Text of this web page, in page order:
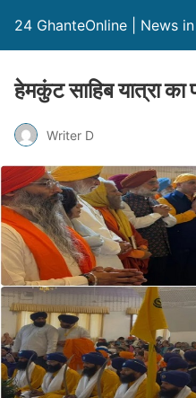
24 GhanteOnline | News in
हेमकुंट साहिब यात्रा का
Writer D